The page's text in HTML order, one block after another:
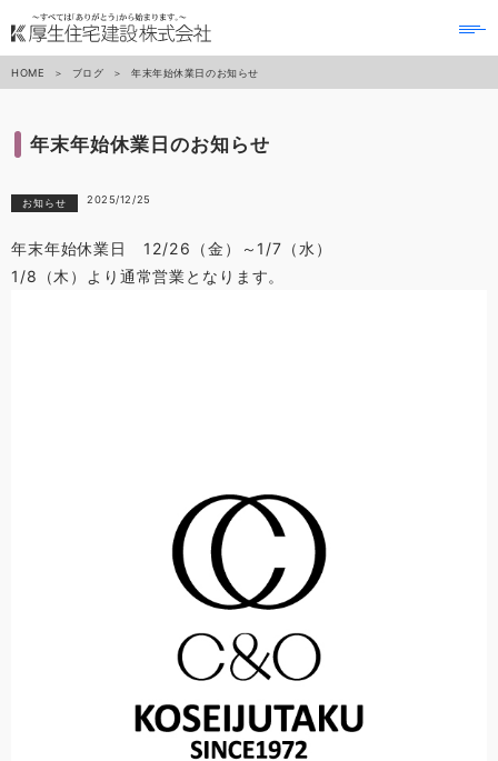
HOME ブログ 年末年始休業日のお知らせ
年末年始休業日のお知らせ
お知らせ 2025/12/25
年末年始休業日 12/26（金）～1/7（水）
1/8（木）より通常営業となります。